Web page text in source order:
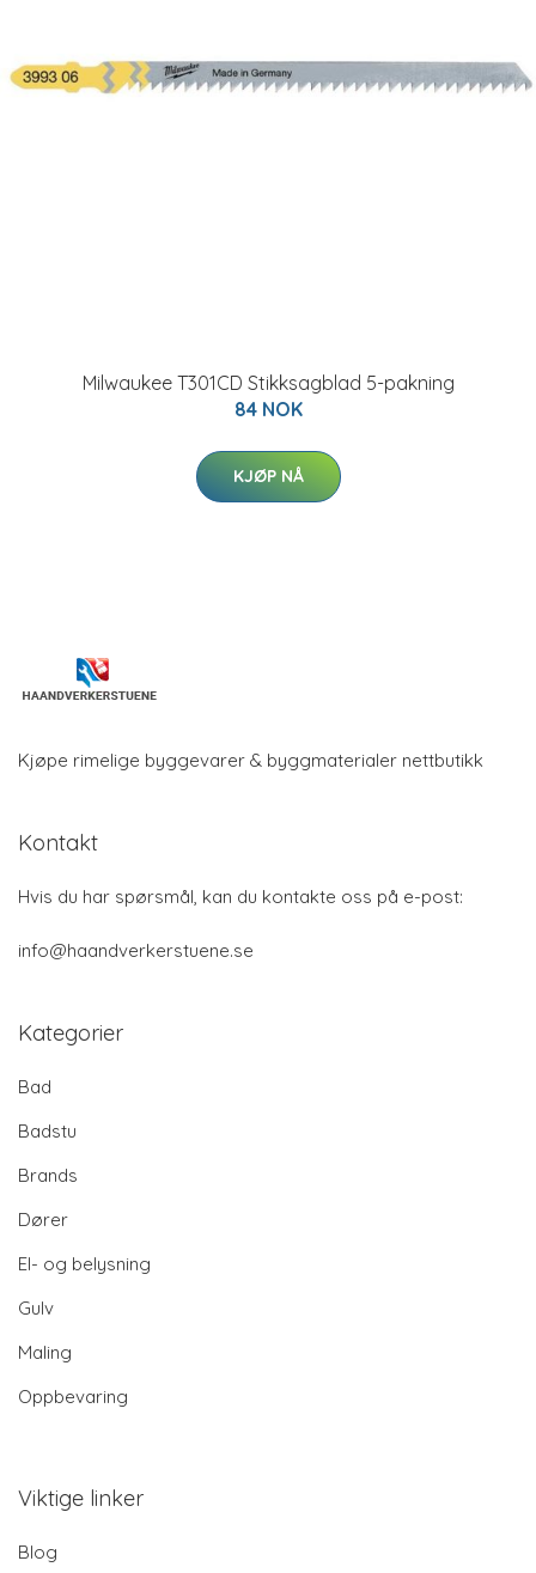
Milwaukee T301CD Stikksagblad 5-pakning
84 NOK
KJØP NÅ
Kjøpe rimelige byggevarer & byggmaterialer nettbutikk
Kontakt
Hvis du har spørsmål, kan du kontakte oss på e-post:
info@haandverkerstuene.se
Kategorier
Bad
Badstu
Brands
Dører
El- og belysning
Gulv
Maling
Oppbevaring
Viktige linker
Blog